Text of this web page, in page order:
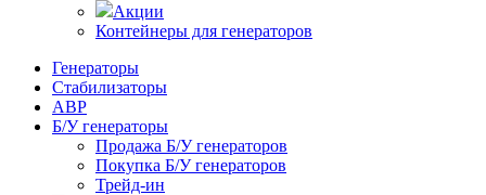
Акции
Контейнеры для генераторов
Генераторы
Стабилизаторы
АВР
Б/У генераторы
Продажа Б/У генераторов
Покупка Б/У генераторов
Трейд-ин